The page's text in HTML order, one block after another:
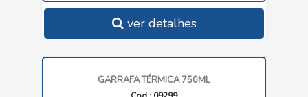
ver detalhes
GARRAFA TÉRMICA 750ML